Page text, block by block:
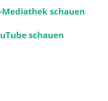
Mediathek schauen
schauen